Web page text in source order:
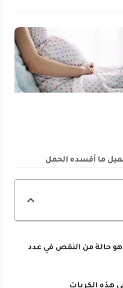
ما أفسده الحمل
هو حالة من النقص في عدد